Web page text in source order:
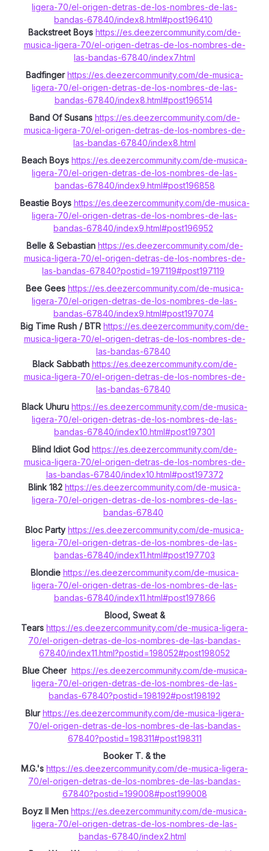
ligera-70/el-origen-detras-de-los-nombres-de-las-
bandas-67840/index8.html#post196410
Backstreet Boys https://es.deezercommunity.com/de-
musica-ligera-70/el-origen-detras-de-los-nombres-de-
las-bandas-67840/index7.html
Badfingerhttps://es.deezercommunity.com/de-musica-
ligera-70/el-origen-detras-de-los-nombres-de-las-
bandas-67840/index8.html#post196514
Band Of Susans https://es.deezercommunity.com/de-
musica-ligera-70/el-origen-detras-de-los-nombres-de-
las-bandas-67840/index8.html
Beach Boys https://es.deezercommunity.com/de-musica-
ligera-70/el-origen-detras-de-los-nombres-de-las-
bandas-67840/index9.html#post196858
Beastie Boys https://es.deezercommunity.com/de-musica-
ligera-70/el-origen-detras-de-los-nombres-de-las-
bandas-67840/index9.html#post196952
Belle & Sebastian https://es.deezercommunity.com/de-
musica-ligera-70/el-origen-detras-de-los-nombres-de-
las-bandas-67840?postid=197119#post197119
Bee Gees https://es.deezercommunity.com/de-musica-
ligera-70/el-origen-detras-de-los-nombres-de-las-
bandas-67840/index9.html#post197074
Big Time Rush / BTR https://es.deezercommunity.com/de-
musica-ligera-70/el-origen-detras-de-los-nombres-de-
las-bandas-67840
Black Sabbath https://es.deezercommunity.com/de-
musica-ligera-70/el-origen-detras-de-los-nombres-de-
las-bandas-67840
Black Uhuru https://es.deezercommunity.com/de-musica-
ligera-70/el-origen-detras-de-los-nombres-de-las-
bandas-67840/index10.html#post197301
Blind Idiot God https://es.deezercommunity.com/de-
musica-ligera-70/el-origen-detras-de-los-nombres-de-
las-bandas-67840/index10.html#post197372
Blink 182 https://es.deezercommunity.com/de-musica-
ligera-70/el-origen-detras-de-los-nombres-de-las-
bandas-67840
Bloc Party https://es.deezercommunity.com/de-musica-
ligera-70/el-origen-detras-de-los-nombres-de-las-
bandas-67840/index11.html#post197703
Blondie https://es.deezercommunity.com/de-musica-
ligera-70/el-origen-detras-de-los-nombres-de-las-
bandas-67840/index11.html#post197866
Blood, Sweat &
Tears https://es.deezercommunity.com/de-musica-ligera-
70/el-origen-detras-de-los-nombres-de-las-bandas-
67840/index11.html?postid=198052#post198052
Blue Cheer https://es.deezercommunity.com/de-musica-
ligera-70/el-origen-detras-de-los-nombres-de-las-
bandas-67840?postid=198192#post198192
Blur https://es.deezercommunity.com/de-musica-ligera-
70/el-origen-detras-de-los-nombres-de-las-bandas-
67840?postid=198311#post198311
Booker T. & the
M.G.'s https://es.deezercommunity.com/de-musica-ligera-
70/el-origen-detras-de-los-nombres-de-las-bandas-
67840?postid=199008#post199008
Boyz II Men https://es.deezercommunity.com/de-musica-
ligera-70/el-origen-detras-de-los-nombres-de-las-
bandas-67840/index2.html